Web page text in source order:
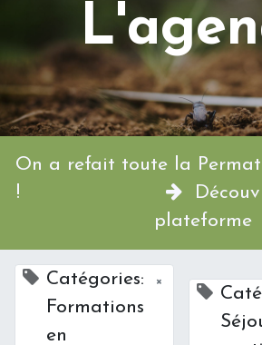
On a refait toute la
!
plateforme
Catégories:
Formations
en
×